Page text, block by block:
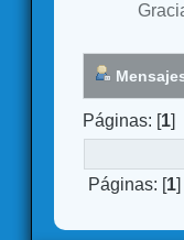
Páginas: [1]
Páginas: [1]